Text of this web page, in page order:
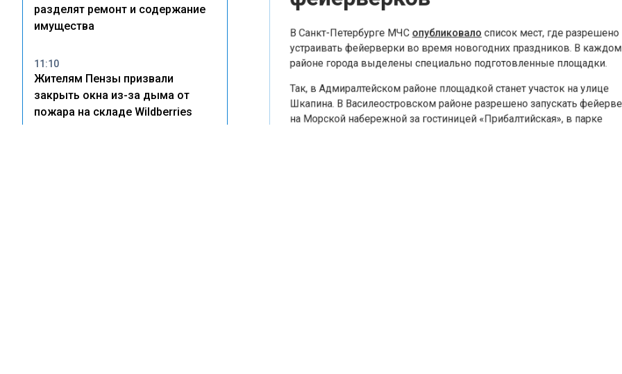
разделят ремонт и содержание
имущества
11:10
Жителям Пензы призвали
закрыть окна из-за дыма от
пожара на складе Wildberries
устраивать фейерверки во время новогодних праздников. В
районе города выделены специально подготовленные площадки.
Так, в Адмиралтейском районе площадкой станет участок на улице
Шкапина. В Василеостровском районе разрешено запускать
на Морской набережной за гостиницей «Прибалтийская», в парке